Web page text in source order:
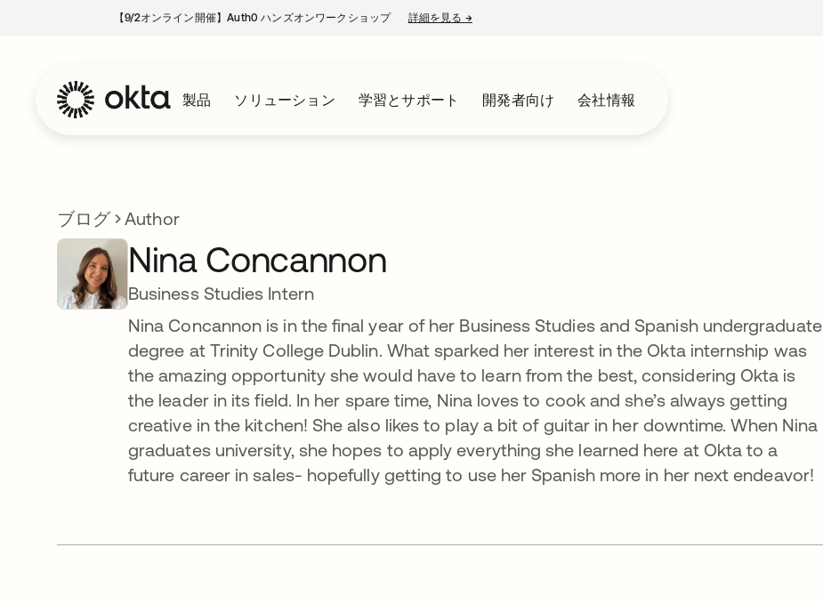
【9/2オンライン開催】Auth0 ハンズオンワークショップ 詳細を見る →新しいタブで開く
製品 ソリューション 学習とサポート 開発者向け 会社情報
ブログ Author
Nina Concannon
Business Studies Intern
Nina Concannon is in the final year of her Business Studies and Spanish undergraduate
degree at Trinity College Dublin. What sparked her interest in the Okta internship was
the amazing opportunity she would have to learn from the best, considering Okta is
the leader in its field. In her spare time, Nina loves to cook and she’s always getting
creative in the kitchen! She also likes to play a bit of guitar in her downtime. When Nina
graduates university, she hopes to apply everything she learned here at Okta to a
future career in sales- hopefully getting to use her Spanish more in her next endeavor!